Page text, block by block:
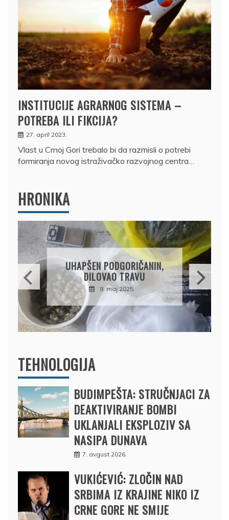
INSTITUCIJE AGRARNOG SISTEMA –
POTREBA ILI FIKCIJA?
27. april 2023.
Vlast u Crnoj Gori trebalo bi da razmisli o potrebi
formiranja novog istraživačko razvojnog centra…
HRONIKA
DRŽAVLJANIN RUSIJE
OSUMNJIČEN DA JE
PRODAO TUĐI BMW,
DRŽAVU NAPUSTIO
BRODOM
12. februar 2025.
TEHNOLOGIJA
BUDIMPEŠTA: STRUČNJACI ZA
DEAKTIVIRANJE BOMBI
UKLANJALI EKSPLOZIV SA
NASIPA DUNAVA
7. avgust 2026.
VUKIĆEVIĆ: ZLOČIN NAD
SRBIMA IZ KRAJINE NIKO IZ
CRNE GORE NE SMIJE